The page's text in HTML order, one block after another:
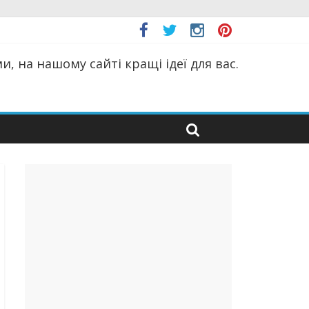
на нашому сайті кращі ідеї для вас.